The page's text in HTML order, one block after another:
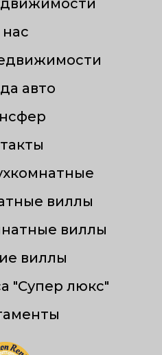
авто
виллы
виллы
виллы
"Супер люкс"